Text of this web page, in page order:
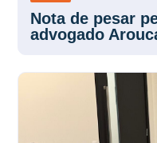
Nota de pesar
advogado